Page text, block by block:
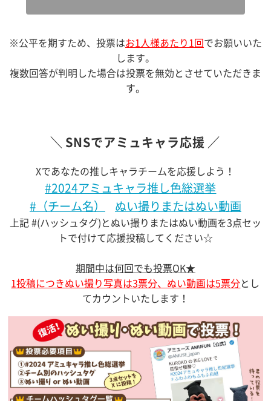
※公平を期すため、投票はお1人様あたり1回 でお願いいた
します。
複数回答が判明した場合は投票を無効とさせていただきま
す。
SNSでアミュキャラ応援
Xであなたの推しキャラチームを応援しよう！
#2024アミュキャラ推し色総選挙
#（チーム名）
ぬい撮りまたはぬい動画
上記 #(ハッシュタグ)とぬい撮りまたはぬい動画を3点セッ
トで付けて応援投稿してください☆
期間中は何回でも投票OK★
1投稿につきぬい撮り写真は3票分、ぬい動画は5票分とし
てカウントいたします！